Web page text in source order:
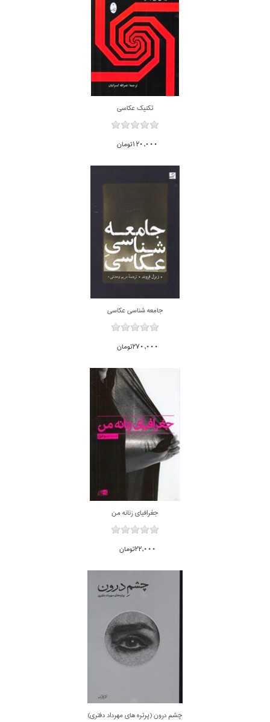
تكنيك عكاسي
120,000تومان
جامعه شناسي عكاسي
270,000تومان
جغرافياي زنانه من
22,000تومان
چشم درون (پرتره هاي مهرداد دفتري)